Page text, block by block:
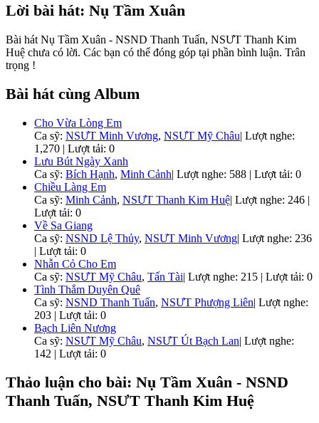
Lời bài hát: Nụ Tầm Xuân
Bài hát Nụ Tầm Xuân - NSND Thanh Tuấn, NSƯT Thanh Kim
Huệ chưa có lời. Các bạn có thể đóng góp tại phần bình luận. Trân
trọng !
Bài hát cùng Album
Cho Vừa Lòng Em
Ca sỹ: NSƯT Minh Vương, NSƯT Mỹ Châu| Lượt nghe:
1,270 | Lượt tải: 0
Lưu Bút Ngày Xanh
Ca sỹ: Bích Hạnh, Minh Cảnh| Lượt nghe: 588 | Lượt tải: 0
Chiều Làng Em
Ca sỹ: Minh Cảnh, NSƯT Thanh Kim Huệ| Lượt nghe: 246 |
Lượt tải: 0
Về Sa Giang
Ca sỹ: NSND Lệ Thủy, NSƯT Minh Vương| Lượt nghe: 236
| Lượt tải: 0
Nhẫn Cỏ Cho Em
Ca sỹ: NSƯT Mỹ Châu, Tấn Tài| Lượt nghe: 215 | Lượt tải: 0
Tình Thắm Duyên Quê
Ca sỹ: NSND Thanh Tuấn, NSƯT Phượng Liên| Lượt nghe:
203 | Lượt tải: 0
Bạch Liên Nương
Ca sỹ: NSƯT Mỹ Châu, NSƯT Út Bạch Lan| Lượt nghe:
142 | Lượt tải: 0
Thảo luận cho bài: Nụ Tầm Xuân - NSND
Thanh Tuấn, NSƯT Thanh Kim Huệ